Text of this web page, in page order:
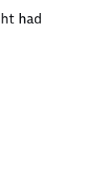
had